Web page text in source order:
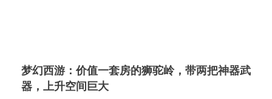
梦幻西游：价值一套房的狮驼岭，带两把神器武
器，上升空间巨大